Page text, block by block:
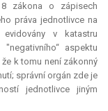
zákona o zápisech
práva jednotlivce na
v katastru
aspektu
k tomu není zákonný
správní orgán zde je
jednotlivce jiným